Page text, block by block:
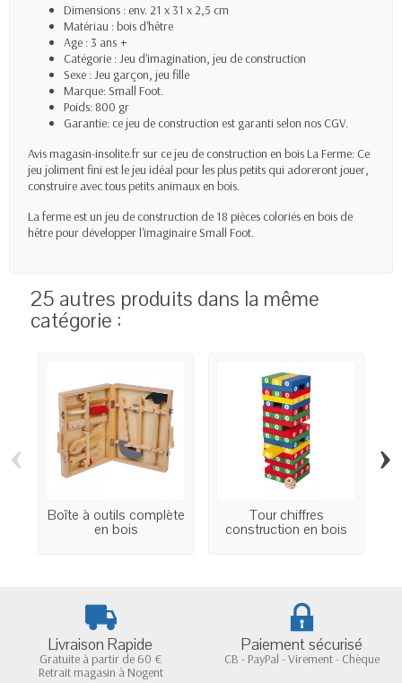
Dimensions : env. 21 x 31 x 2,5 cm
Matériau : bois d'hêtre
Age : 3 ans +
Catégorie : Jeu d'imagination, jeu de construction
Sexe : Jeu garçon, jeu fille
Marque: Small Foot.
Poids: 800 gr
Garantie: ce jeu de construction est garanti selon nos CGV.
Avis magasin-insolite.fr sur ce jeu de construction en bois La Ferme: Ce
jeu joliment fini est le jeu idéal pour les plus petits qui adoreront jouer,
construire avec tous petits animaux en bois.
La ferme est un jeu de construction de 18 pièces coloriés en bois de
hêtre pour développer l'imaginaire Small Foot.
25 autres produits dans la même
catégorie :
Boîte à outils complète
en bois
Tour chiffres
construction en bois
‹ ›
Livraison Rapide
Gratuite à partir de 60 €
Retrait magasin à Nogent
Paiement sécurisé
CB - PayPal - Virement - Chèque